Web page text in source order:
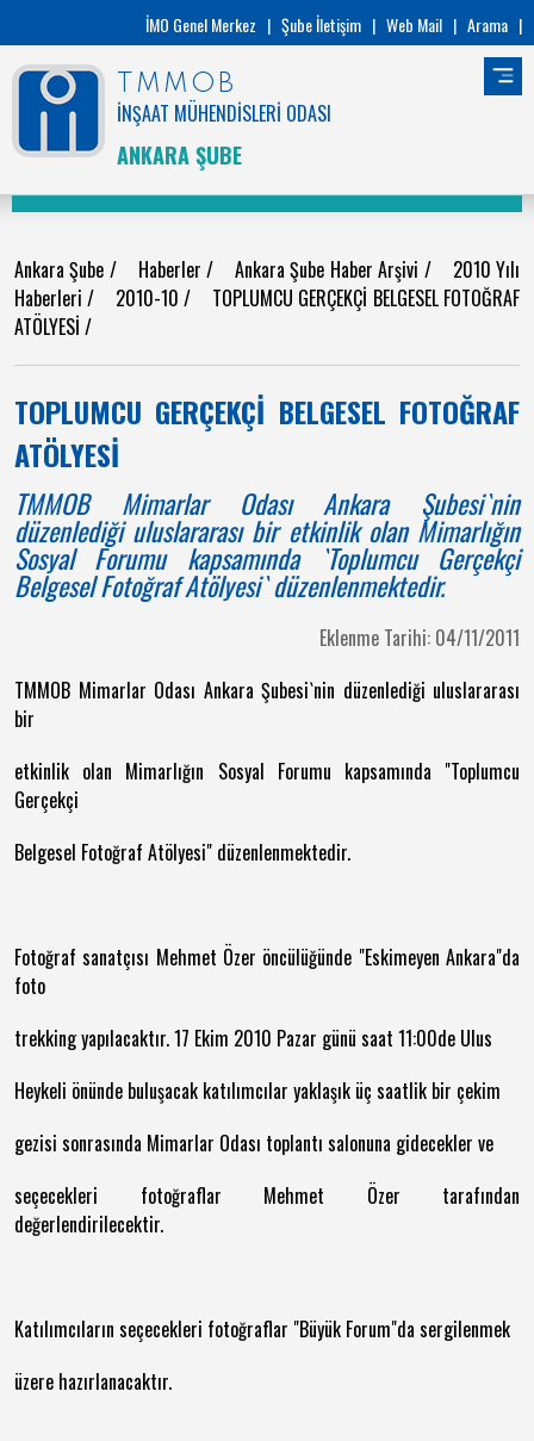
İMO Genel Merkez | Şube İletişim | Web Mail | Arama |
TMMOB
İNŞAAT MÜHENDİSLERİ ODASI
ANKARA ŞUBE
Ankara Şube / Haberler/ Ankara Şube Haber Arşivi / 2010 Yılı
Haberleri/ 2010-10/ TOPLUMCU GERÇEKÇİ BELGESEL FOTOĞRAF
ATÖLYESİ /
TOPLUMCU GERÇEKÇİ BELGESEL FOTOĞRAF
ATÖLYESİ
TMMOB Mimarlar Odası Ankara Şubesi`nin
düzenlediği uluslararası bir etkinlik olan Mimarlığın
Sosyal Forumu kapsamında `Toplumcu Gerçekçi
Belgesel Fotoğraf Atölyesi` düzenlenmektedir.
Eklenme Tarihi: 04/11/2011
TMMOB Mimarlar Odası Ankara Şubesi`nin düzenlediği uluslararası
bir
etkinlik olan Mimarlığın Sosyal Forumu kapsamında "Toplumcu
Gerçekçi
Belgesel Fotoğraf Atölyesi" düzenlenmektedir.
Fotoğraf sanatçısı Mehmet Özer öncülüğünde "Eskimeyen Ankara"da
foto
trekking yapılacaktır. 17 Ekim 2010 Pazar günü saat 11:00de Ulus
Heykeli önünde buluşacak katılımcılar yaklaşık üç saatlik bir çekim
gezisi sonrasında Mimarlar Odası toplantı salonuna gidecekler ve
seçecekleri fotoğraflar Mehmet Özer tarafından
değerlendirilecektir.
Katılımcıların seçecekleri fotoğraflar "Büyük Forum"da sergilenmek
üzere hazırlanacaktır.